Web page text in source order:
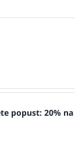
popust: 20%